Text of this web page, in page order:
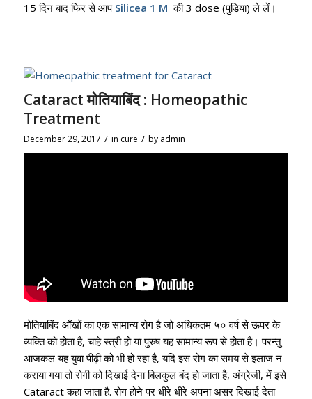
15 दिन बाद फिर से आप Silicea 1 M की 3 dose (पुडिया) ले लें।
Cataract मोतियाबिंद : Homeopathic
Treatment
December 29, 2017 / in cure / by admin
मोतियाबिंद आँखों का एक सामान्य रोग है जो अधिकतम ५० वर्ष से ऊपर के
व्यक्ति को होता है, चाहे स्त्री हो या पुरुष यह सामान्य रूप से होता है। परन्तु
आजकल यह युवा पीढ़ी को भी हो रहा है, यदि इस रोग का समय से इलाज न
कराया गया तो रोगी को दिखाई देना बिलकुल बंद हो जाता है, अंग्रेजी, में इसे
Cataract कहा जाता है. रोग होने पर धीरे धीरे अपना असर दिखाई देता